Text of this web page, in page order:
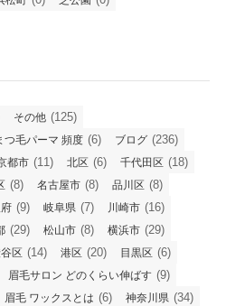
その他 (125)
つ毛パーマ 頻度 (6) ブログ (236)
都市 (11) 北区 (6) 千代田区 (18)
(8) 名古屋市 (8) 品川区 (8)
(9) 岐阜県 (7) 川崎市 (16)
(29) 松山市 (8) 横浜市 (29)
区 (14) 港区 (20) 目黒区 (6)
眉毛サロン どのくらい伸ばす (9)
眉毛 ワックスとは (6) 神奈川県 (34)